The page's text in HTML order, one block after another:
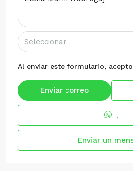
Seleccionar
Al enviar este formulario, acepto
Enviar correo
.
Enviar un